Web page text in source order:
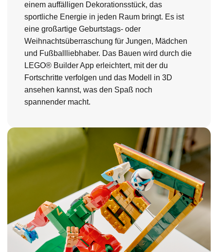
einem auffälligen Dekorationsstück, das
sportliche Energie in jeden Raum bringt. Es ist
eine großartige Geburtstags- oder
Weihnachtsüberraschung für Jungen, Mädchen
und Fußballliebhaber. Das Bauen wird durch die
LEGO® Builder App erleichtert, mit der du
Fortschritte verfolgen und das Modell in 3D
ansehen kannst, was den Spaß noch
spannender macht.